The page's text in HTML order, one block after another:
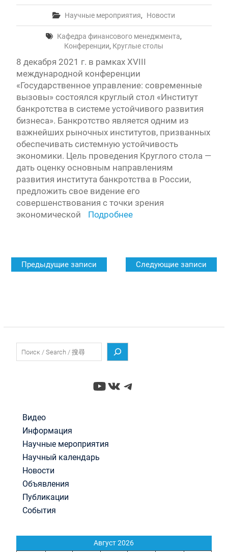
Научные мероприятия, Новости
Кафедра финансового менеджмента,
Конференции, Круглые столы
8 декабря 2021 г. в рамках XVIII
международной конференции
«Государственное управление: современные
вызовы» состоялся круглый стол «Институт
банкротства в системе устойчивого развития
бизнеса». Банкротство является одним из
важнейших рыночных институтов, призванных
обеспечивать системную устойчивость
экономики. Цель проведения Круглого стола —
дать оценку основным направлениям
развития института банкротства в России,
предложить свое видение его
совершенствования с точки зрения
экономической
Подробнее
Навигация
поПредыдущие записи Следующие записи
YouTube
ВКонтакте
Telegram
Видео
Информация
Научные мероприятия
Научный календарь
Новости
Объявления
Публикации
События
Август 2026